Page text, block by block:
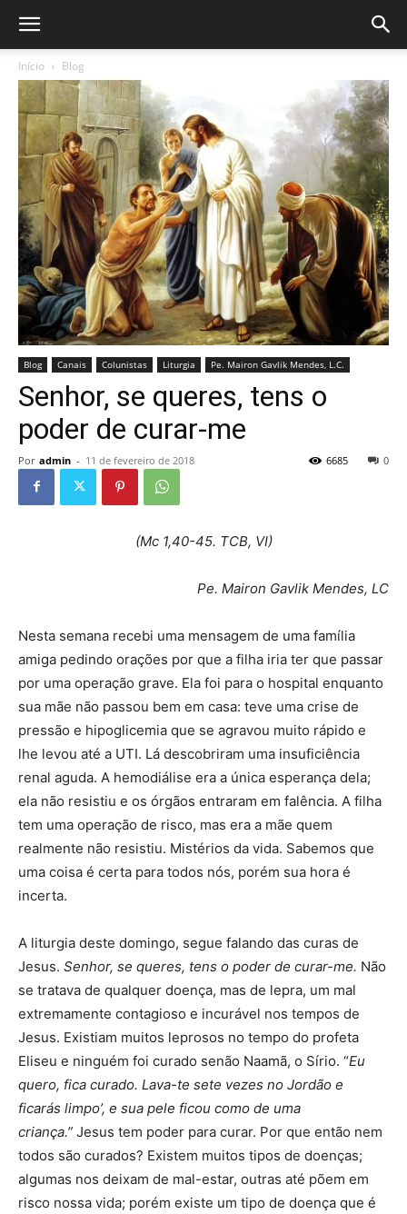
Início Blog
Blog Canais Colunistas Liturgia Pe. Mairon Gavlik Mendes, L.C.
Senhor, se queres, tens o
poder de curar-me
Por admin - 11 de fevereiro de 2018 0
6685
(Mc 1,40-45. TCB, VI)
Pe. Mairon Gavlik Mendes, LC
Nesta semana recebi uma mensagem de uma família
amiga pedindo orações por que a filha iria ter que passar
por uma operação grave. Ela foi para o hospital enquanto
sua mãe não passou bem em casa: teve uma crise de
pressão e hipoglicemia que se agravou muito rápido e
lhe levou até a UTI. Lá descobriram uma insuficiência
renal aguda. A hemodiálise era a única esperança dela;
ela não resistiu e os órgãos entraram em falência. A filha
tem uma operação de risco, mas era a mãe quem
realmente não resistiu. Mistérios da vida. Sabemos que
uma coisa é certa para todos nós, porém sua hora é
incerta.
A liturgia deste domingo, segue falando das curas de
Jesus. Senhor, se queres, tens o poder de curar-me. Não
se tratava de qualquer doença, mas de lepra, um mal
extremamente contagioso e incurável nos tempos de
Jesus. Existiam muitos leprosos no tempo do profeta
Eliseu e ninguém foi curado senão Naamã, o Sírio. “Eu
quero, fica curado. Lava-te sete vezes no Jordão e
ficarás limpo’, e sua pele ficou como de uma
criança.” Jesus tem poder para curar. Por que então nem
todos são curados? Existem muitos tipos de doenças;
algumas nos deixam de mal-estar, outras até põem em
risco nossa vida; porém existe um tipo de doença que é